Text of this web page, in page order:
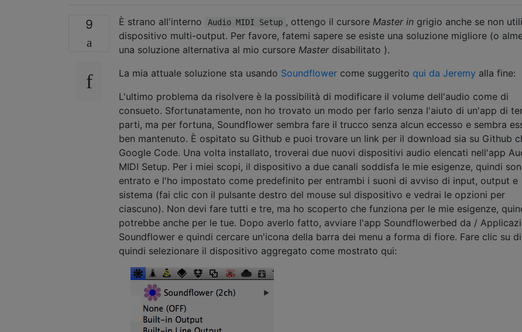
9 È strano all'interno Audio MIDI Setup , ottengo il cursore Master in grigio anche se non
dispositivo multi-output. Per favore, fatemi sapere se esiste una soluzione migliore (o
una soluzione alternativa al mio cursore Master disabilitato ).
La mia attuale soluzione sta usando Soundflower come suggerito qui da Jeremy alla fine:
L'ultimo problema da risolvere è la possibilità di modificare il volume dell'audio come di
consueto. Sfortunatamente, non ho trovato un modo per farlo senza l'aiuto di un'app di
parti, ma per fortuna, Soundflower sembra fare il trucco senza alcun eccesso e sembra
ben mantenuto. È ospitato su Github e puoi trovare un link per il download sia su Github
Google Code. Una volta installato, troverai due nuovi dispositivi audio elencati nell'app
MIDI Setup. Per i miei scopi, il dispositivo a due canali soddisfa le mie esigenze, quindi
entrato e l'ho impostato come predefinito per entrambi i suoni di avviso di input, output e
sistema (fai clic con il pulsante destro del mouse sul dispositivo e vedrai le opzioni per
ciascuno). Non devi fare tutti e tre, ma ho scoperto che funziona per le mie esigenze,
potrebbe anche per le tue. Dopo averlo fatto, avviare l'app Soundflowerbed da /
Soundflower e quindi cercare un'icona della barra dei menu a forma di fiore. Fare clic su
quindi selezionare il dispositivo aggregato come mostrato qui: